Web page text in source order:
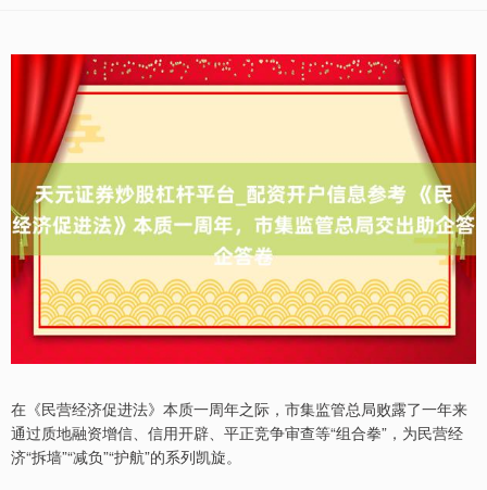
在《民营经济促进法》本质一周年之际，市集监管总局败露了一年来
通过质地融资增信、信用开辟、平正竞争审查等“组合拳”，为民营经
济“拆墙”“减负”“护航”的系列凯旋。